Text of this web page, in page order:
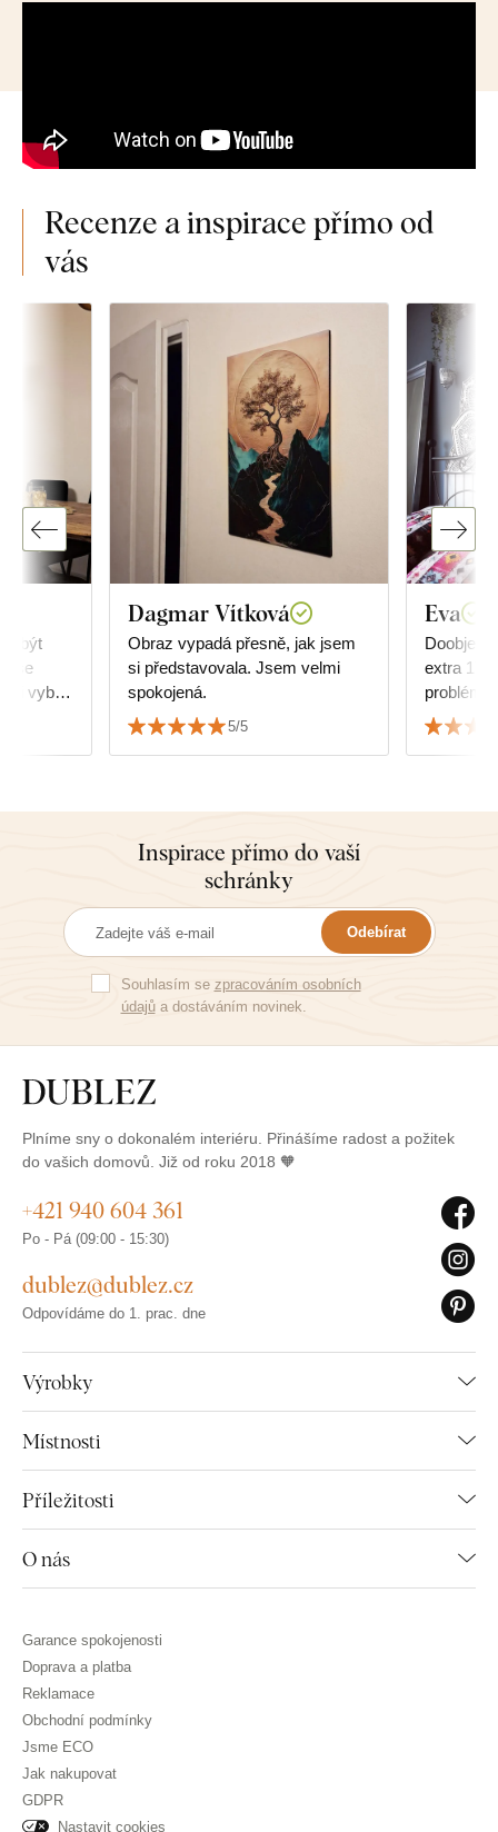
Recenze a inspirace přímo od
vás
být
se
si vybrat
Dagmar Vítková
Obraz vypadá přesně, jak jsem
si představovala. Jsem velmi
spokojená.
5/5
Eva
extra 17
problém,
srdečně
Inspirace přímo do vaší
schránky
Odebírat
Souhlasím se zpracováním osobních
údajůa dostáváním novinek.
Plníme sny o dokonalém interiéru. Přinášíme radost a požitek
do vašich domovů. Již od roku 2018 🧡
Výrobky
Místnosti
Příležitosti
O nás
+421 940 604 361
Po - Pá (09:00 - 15:30)
dublez@dublez.cz
Odpovídáme do 1. prac. dne
Garance spokojenosti
Doprava a platba
Reklamace
Obchodní podmínky
Jsme ECO
Jak nakupovat
GDPR
Nastavit cookies